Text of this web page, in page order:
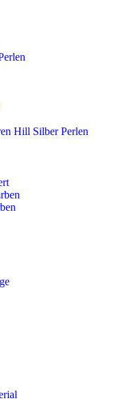
Hill Silber Perlen